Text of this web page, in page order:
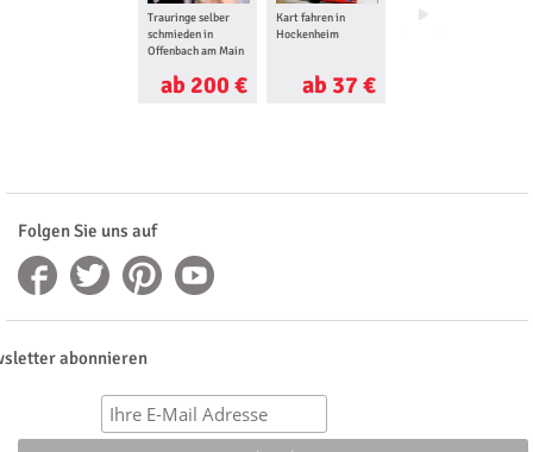
Trauringe selber
schmieden in
Offenbach am Main
ab 200 €
Kart fahren in
Hockenheim
ab 37 €
Jetski fahren in
Folgen Sie uns auf
abonnieren